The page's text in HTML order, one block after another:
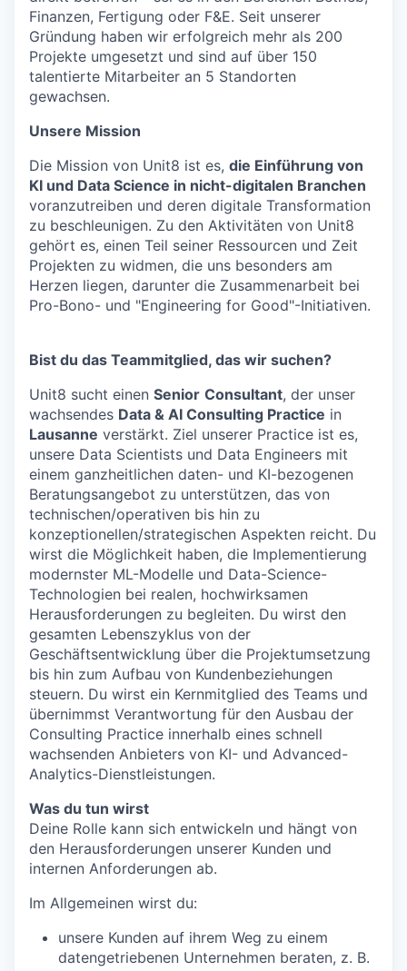
Finanzen, Fertigung oder F&E. Seit unserer
Gründung haben wir erfolgreich mehr als 200
Projekte umgesetzt und sind auf über 150
talentierte Mitarbeiter an 5 Standorten
gewachsen.
Unsere Mission
Die Mission von Unit8 ist es, die Einführung von
KI und Data Science in nicht-digitalen Branchen
voranzutreiben und deren digitale Transformation
zu beschleunigen. Zu den Aktivitäten von Unit8
gehört es, einen Teil seiner Ressourcen und Zeit
Projekten zu widmen, die uns besonders am
Herzen liegen, darunter die Zusammenarbeit bei
Pro-Bono- und "Engineering for Good"-Initiativen.
Bist du das Teammitglied, das wir suchen?
Unit8 sucht einen Senior Consultant, der unser
wachsendes Data & AI Consulting Practice in
Lausanne verstärkt. Ziel unserer Practice ist es,
unsere Data Scientists und Data Engineers mit
einem ganzheitlichen daten- und KI-bezogenen
Beratungsangebot zu unterstützen, das von
technischen/operativen bis hin zu
konzeptionellen/strategischen Aspekten reicht. Du
wirst die Möglichkeit haben, die Implementierung
modernster ML-Modelle und Data-Science-
Technologien bei realen, hochwirksamen
Herausforderungen zu begleiten. Du wirst den
gesamten Lebenszyklus von der
Geschäftsentwicklung über die Projektumsetzung
bis hin zum Aufbau von Kundenbeziehungen
steuern. Du wirst ein Kernmitglied des Teams und
übernimmst Verantwortung für den Ausbau der
Consulting Practice innerhalb eines schnell
wachsenden Anbieters von KI- und Advanced-
Analytics-Dienstleistungen.
Was du tun wirst
Deine Rolle kann sich entwickeln und hängt von
den Herausforderungen unserer Kunden und
internen Anforderungen ab.
Im Allgemeinen wirst du:
unsere Kunden auf ihrem Weg zu einem
datengetriebenen Unternehmen beraten, z. B.